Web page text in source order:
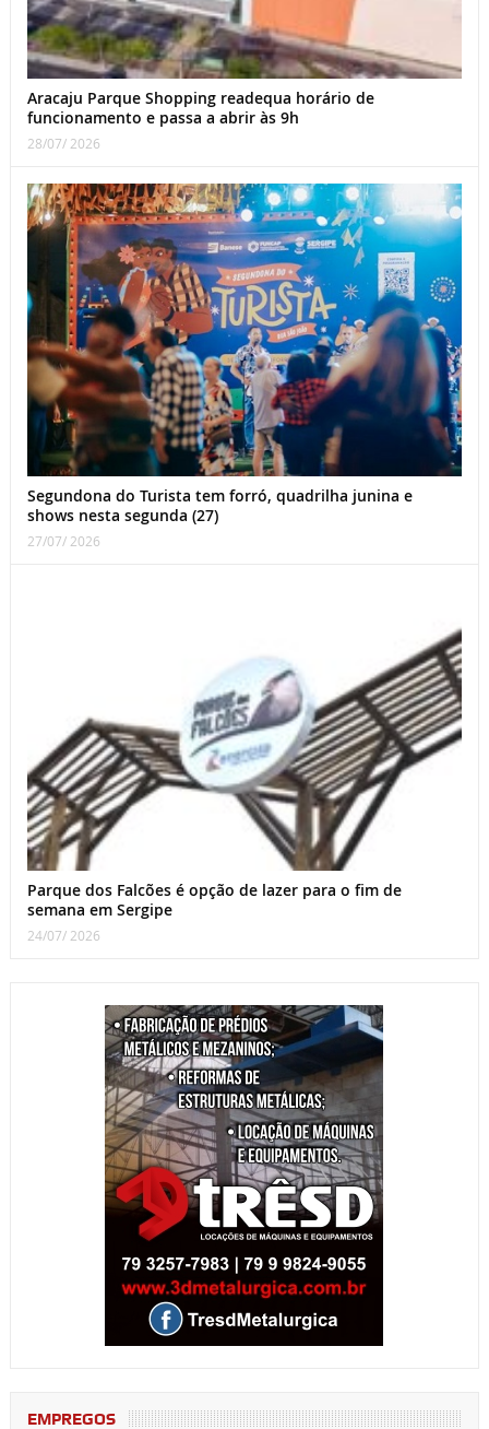
Aracaju Parque Shopping readequa horário de
funcionamento e passa a abrir às 9h
28/07/ 2026
Segundona do Turista tem forró, quadrilha junina e
shows nesta segunda (27)
27/07/ 2026
Parque dos Falcões é opção de lazer para o fim de
semana em Sergipe
24/07/ 2026
EMPREGOS